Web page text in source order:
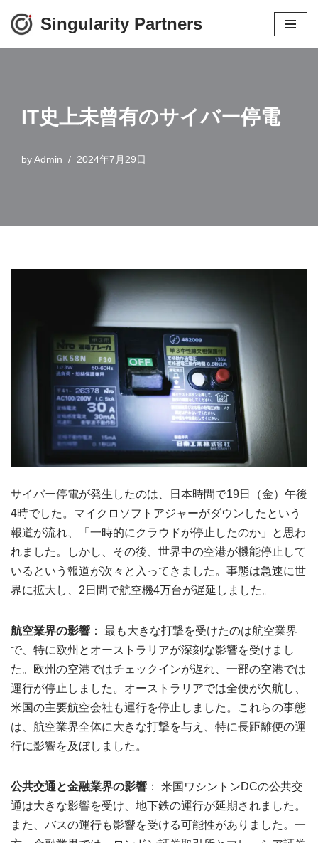
コ
Singularity Partners
IT史上未曾有のサイバー停電
byAdmin 2024年7月29日
サイバー停電が発生したのは、日本時間で19日（金）午後
4時でした。マイクロソフトアジャーがダウンしたという
報道が流れ、「一時的にクラウドが停止したのか」と思わ
れました。しかし、その後、世界中の空港が機能停止して
いるという報道が次々と入ってきました。事態は急速に世
界に拡大し、2日間で航空機4万台が遅延しました。
航空業界の影響 ： 最も大きな打撃を受けたのは航空業界
で、特に欧州とオーストラリアが深刻な影響を受けまし
た。欧州の空港ではチェックインが遅れ、一部の空港では
運行が停止しました。オーストラリアでは全便が欠航し、
米国の主要航空会社も運行を停止しました。これらの事態
は、航空業界全体に大きな打撃を与え、特に長距離便の運
行に影響を及ぼしました。
公共交通と金融業界の影響 ： 米国ワシントンDCの公共交
通は大きな影響を受け、地下鉄の運行が延期されました。
また、バスの運行も影響を受ける可能性がありました。一